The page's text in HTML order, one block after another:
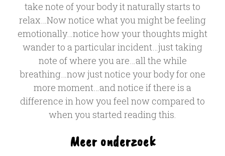
take note of your body it naturally starts to
relax…Now notice what you might be feeling
emotionally…notice how your thoughts might
wander to a particular incident…just taking
note of where you are…all the while
breathing…now just notice your body for one
more moment…and notice if there is a
difference in how you feel now compared to
when you started reading this.
Meer onderzoek